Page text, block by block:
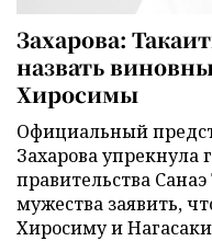
Захарова:
назвать
Хиросимы
Официальный
Захарова упрекнула
правительства
мужества заявить,
Хиросиму и